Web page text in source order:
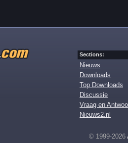
Sections:
Nieuws
Downloads
Top Downloads
Discussie
Vraag en
Nieuws2.nl
© 1999-2026